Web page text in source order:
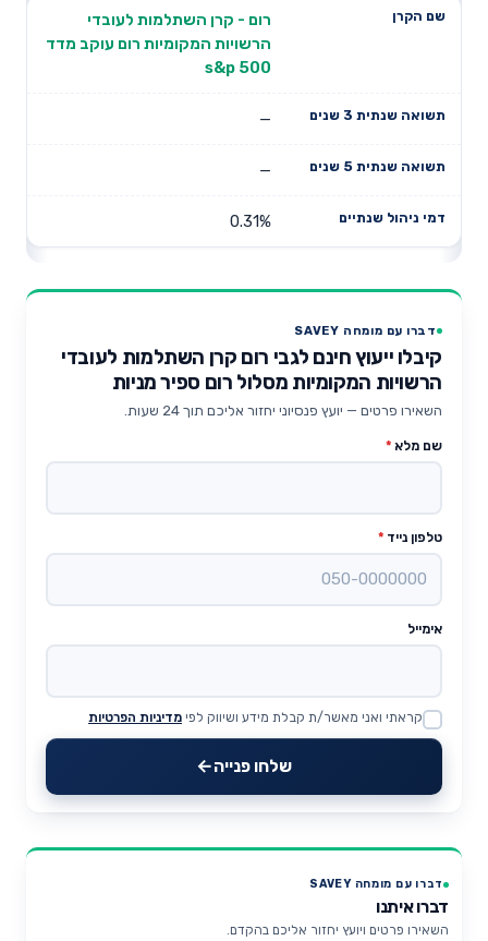
רום - קרן השתלמות לעובדי
הרשויות המקומיות רום עוקב מדד
s&p 500
—
—
0.31%
דברו עם מומחה SAVEY
קיבלו ייעוץ חינם לגבי רום קרן השתלמות לעובדי
הרשויות המקומיות מסלול רום ספיר מניות
השאירו פרטים — יועץ פנסיוני יחזור אליכם תוך 24 שעות.
שם מלא *
טלפון נייד *
אימייל
Website
קראתי ואני מאשר/ת קבלת מידע ושיווק לפי מדיניות הפרטיות
שלחו פנייה
דברו עם מומחה SAVEY
דברו איתנו
השאירו פרטים ויועץ יחזור אליכם בהקדם.